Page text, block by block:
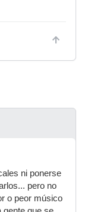
ni ponerse
pero no
o peor músico